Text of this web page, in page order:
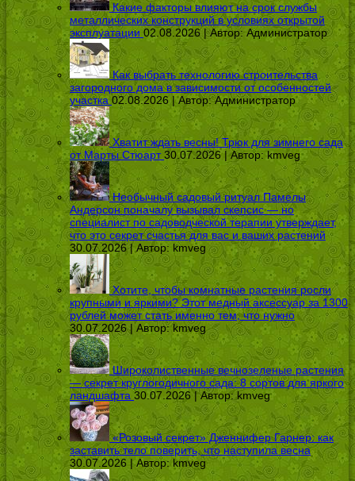
Какие факторы влияют на срок службы
металлических конструкций в условиях открытой
эксплуатации 02.08.2026 | Автор: Администратор
Как выбрать технологию строительства
загородного дома в зависимости от особенностей
участка 02.08.2026 | Автор:Администратор
Хватит ждать весны! Трюк для зимнего сада
от Марты Стюарт 30.07.2026 | Автор: kmveg
Необычный садовый ритуал Памелы
Андерсон поначалу вызывал скепсис — но
специалист по садоводческой терапии утверждает,
что это секрет счастья для вас и ваших растений
30.07.2026 | Автор: kmveg
Хотите, чтобы комнатные растения росли
крупными и яркими? Этот медный аксессуар за 1300
рублей может стать именно тем, что нужно
30.07.2026 | Автор:kmveg
Широколиственные вечнозеленые растения
— секрет круглогодичного сада: 8 сортов для яркого
ландшафта 30.07.2026 | Автор:kmveg
«Розовый секрет» Дженнифер Гарнер: как
заставить тело поверить, что наступила весна
30.07.2026 | Автор: kmveg